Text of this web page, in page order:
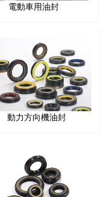
電動車用油封
動力方向機油封